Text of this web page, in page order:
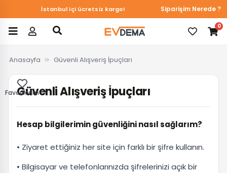
İstanbul içi ücretsiz kargo! Siparişim Nerede ?
Favorilerim
0
Anasayfa Güvenli Alışveriş İpuçları
Güvenli Alışveriş İpuçları
Hesap bilgilerimin güvenliğini nasıl sağlarım?
• Ziyaret ettiğiniz her site için farklı bir şifre kullanın.
• Bilgisayar ve telefonlarınızda şifrelerinizi açık bir